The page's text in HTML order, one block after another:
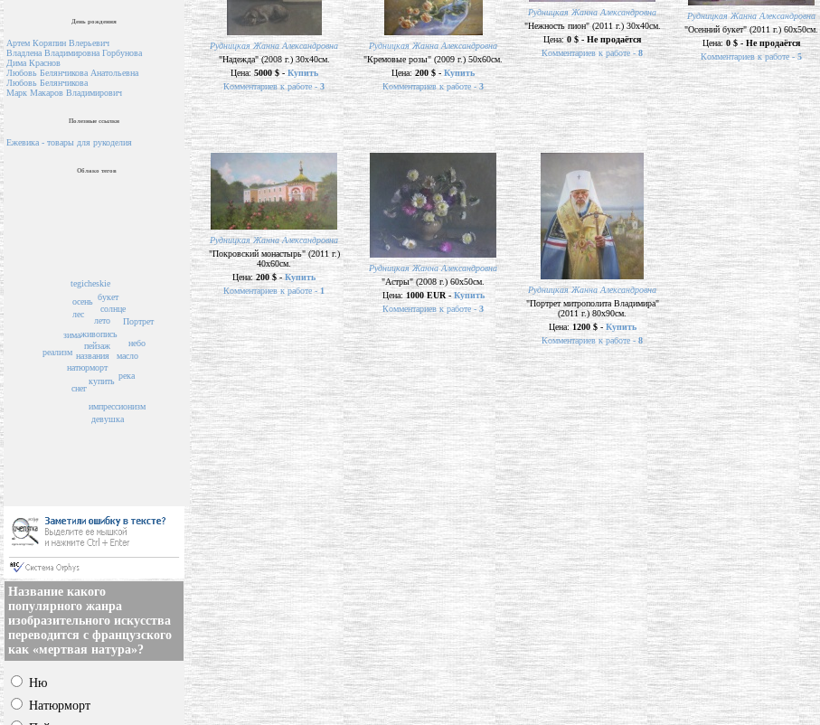
День рождения
Артем Коряпин Влерьевич
Владлена Владимировна Горбунова
Дима Краснов
Любовь Белянчикова Анатольевна
Любовь Белянчикова
Марк Макаров Владимирович
Полезные ссылки
Ежевика - товары для рукоделия
Облако тегов
пейзаж
названия
живопись
лето
натюрморт
купить
солнце
лес
зима
осень букет
масло
река
снег
tegicheskie
реализм
небо
импрессионизм
Портрет
девушка
Название какого
популярного жанра
изобразительного искусства
переводится с французского
как «мертвая натура»?
Ню
Натюрморт
Рудницкая Жанна Александровна
"Надежда" (2008 г.) 30х40см.
Цена: 5000 $ - Купить
Комментариев к работе -3
Рудницкая Жанна Александровна
"Кремовые розы" (2009 г.) 50х60см.
Цена: 200 $ -Купить
Комментариев к работе -3
Рудницкая Жанна Александровна
"Нежность пион" (2011 г.) 30х40см.
Цена:0 $ - Не продаётся
Комментариев к работе - 8
Рудницкая Жанна Александровна
"Осенний букет" (2011 г.) 60х50см.
Цена: 0 $ - Не продаётся
Комментариев к работе -5
Рудницкая Жанна Александровна
"Покровский монастырь" (2011 г.)
40х60см.
Цена:200 $ - Купить
Комментариев к работе -1
Рудницкая Жанна Александровна
"Астры" (2008 г.) 60х50см.
Цена:1000 EUR -Купить
Комментариев к работе - 3
Рудницкая Жанна Александровна
"Портрет митрополита Владимира"
(2011 г.) 80х90см.
Цена: 1200 $ - Купить
Комментариев к работе - 8